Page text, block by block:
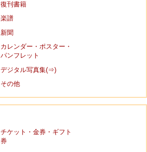
復刊書籍
楽譜
新聞
カレンダー・ポスター・
パンフレット
デジタル写真集(⇒)
その他
チケット・金券・ギフト
券